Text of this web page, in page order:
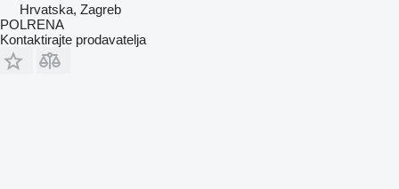
Hrvatska, Zagreb
POLRENA
Kontaktirajte prodavatelja